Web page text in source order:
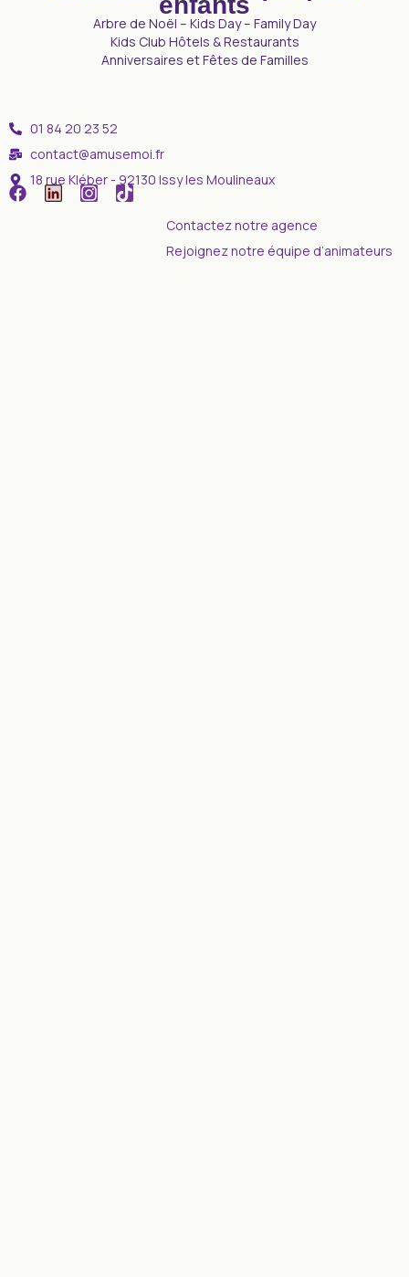
Arbre de Noël – Kids Day – Family Day
Kids Club Hôtels & Restaurants
Anniversaires et Fêtes de Familles
01 84 20 23 52
contact@amusemoi.fr
18 rue Kléber - 92130 Issy les Moulineaux
Contactez notre agence
Rejoignez notre équipe d’animateurs